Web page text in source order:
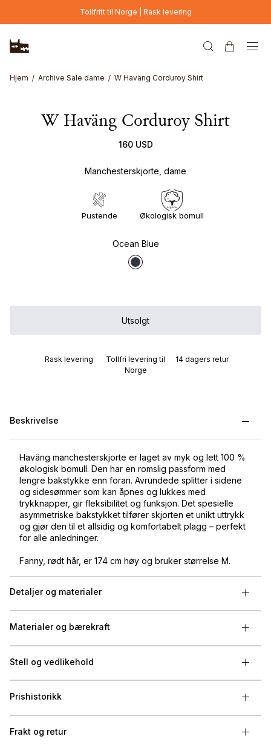
Hopp til hovedinnholdTollfritt til Norge | Rask levering
Hjem Archive Sale dame W Haväng Corduroy Shirt
W Haväng Corduroy Shirt
160 USD
Manchesterskjorte, dame
Pustende Økologisk bomull
Ocean Blue
Utsolgt
Rask levering
Tollfri levering til
Norge
14 dagers retur
Beskrivelse
Haväng manchesterskjorte er laget av myk og lett 100 %
økologisk bomull. Den har en romslig passform med
lengre bakstykke enn foran. Avrundede splitter i sidene
og sidesømmer som kan åpnes og lukkes med
trykknapper, gir fleksibilitet og funksjon. Det spesielle
asymmetriske bakstykket tilfører skjorten et unikt uttrykk
og gjør den til et allsidig og komfortabelt plagg – perfekt
for alle anledninger.
Fanny, rødt hår, er 174 cm høy og bruker størrelse M.
Detaljer og materialer
Materialer og bærekraft
Stell og vedlikehold
Prishistorikk
Frakt og retur